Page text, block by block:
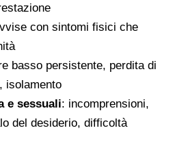
con sintomi fisici che
basso persistente, perdita di
isolamento
e sessuali: incomprensioni,
del desiderio, difficoltà